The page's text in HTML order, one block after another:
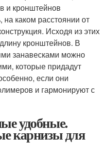
и кронштейнов
на каком расстоянии от
Исходя из этих
кронштейнов. В
занавесками можно
которые придадут
если они
и гармонируют с
удобные.
карнизы для